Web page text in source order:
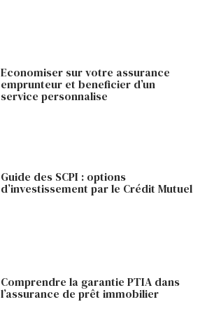
Economiser sur votre assurance
emprunteur et beneficier d’un
service personnalise
Guide des SCPI : options
d’investissement par le Crédit Mutuel
Comprendre la garantie PTIA dans
l’assurance de prêt immobilier